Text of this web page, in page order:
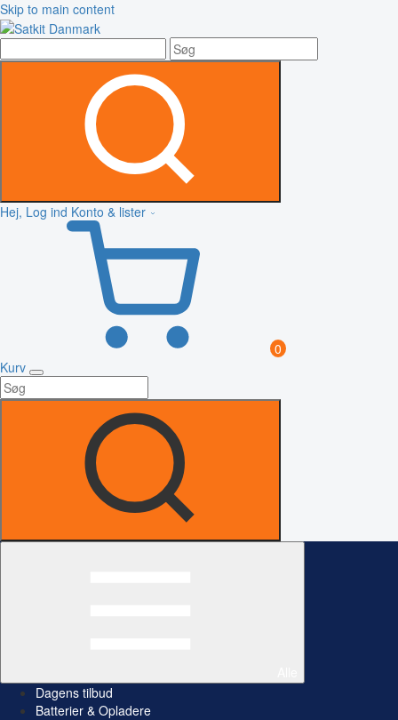
Skip to main content
Hej, Log ind Konto & lister
0
Kurv
Dagens tilbud
Batterier & Opladere